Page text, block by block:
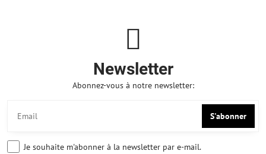
Newsletter
Abonnez-vous à notre newsletter:
S'abonner
Je souhaite m'abonner à la newsletter par e-mail.